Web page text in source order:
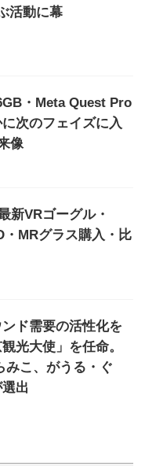
活動に幕
・Meta Quest Pro
次のフェイズに入
像
新VRゴーグル・
・MRグラス購入・比
ド需要の活性化を
光大使」を任命。
みこ、がうる・ぐ
出